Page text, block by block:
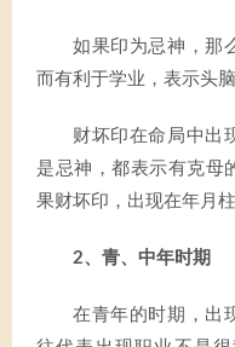
如果印为忌神，那
而有利于学业，表示头
财坏印在命局中出
是忌神，都表示有克母
果财坏印，出现在年月
2、青、中年时期
在青年的时期，出